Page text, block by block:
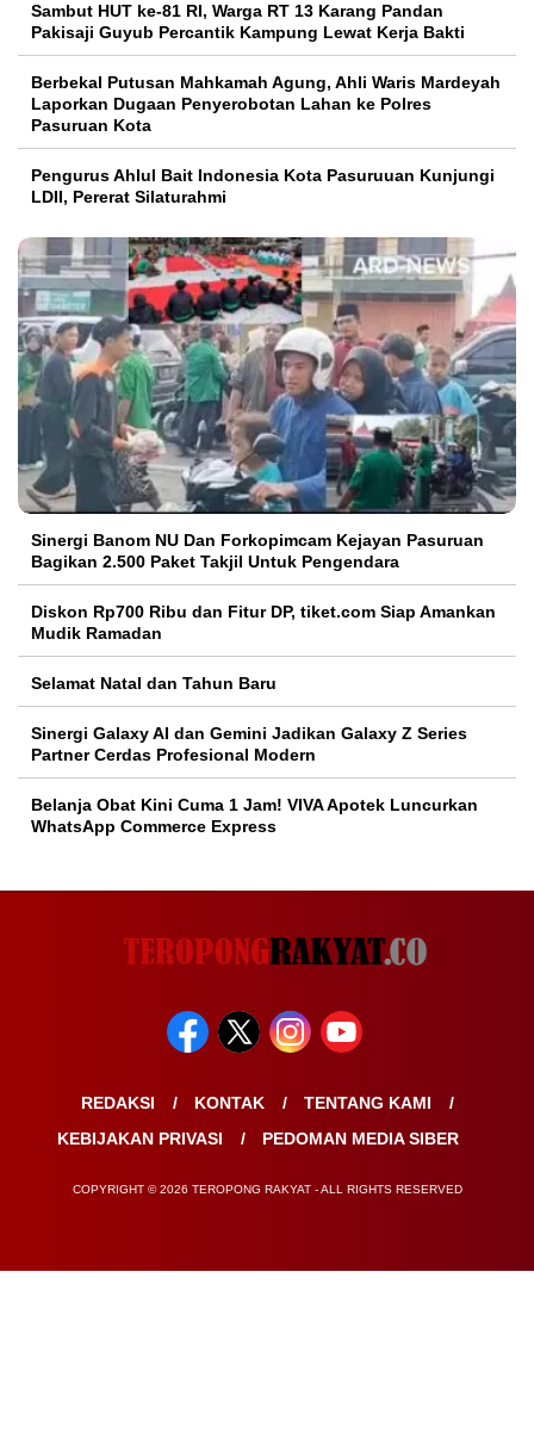
Sambut HUT ke-81 RI, Warga RT 13 Karang Pandan
Pakisaji Guyub Percantik Kampung Lewat Kerja Bakti
Berbekal Putusan Mahkamah Agung, Ahli Waris Mardeyah
Laporkan Dugaan Penyerobotan Lahan ke Polres
Pasuruan Kota
Pengurus Ahlul Bait Indonesia Kota Pasuruuan Kunjungi
LDII, Pererat Silaturahmi
Sinergi Banom NU Dan Forkopimcam Kejayan Pasuruan
Bagikan 2.500 Paket Takjil Untuk Pengendara
Diskon Rp700 Ribu dan Fitur DP, tiket.com Siap Amankan
Mudik Ramadan
Selamat Natal dan Tahun Baru
Sinergi Galaxy AI dan Gemini Jadikan Galaxy Z Series
Partner Cerdas Profesional Modern
Belanja Obat Kini Cuma 1 Jam! VIVA Apotek Luncurkan
WhatsApp Commerce Express
REDAKSI KONTAK
TENTANG KAMI
KEBIJAKAN PRIVASI
PEDOMAN MEDIA SIBER
COPYRIGHT © 2026 TEROPONG RAKYAT - ALL RIGHTS RESERVED